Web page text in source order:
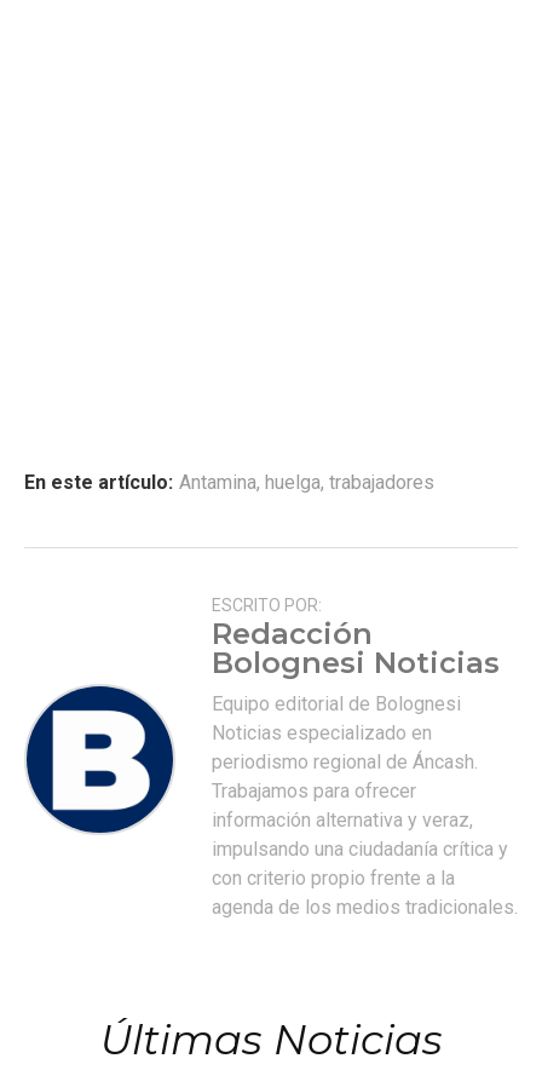
En este artículo: Antamina, huelga, trabajadores
ESCRITO POR:
Redacción
Bolognesi Noticias
Equipo editorial de Bolognesi
Noticias especializado en
periodismo regional de Áncash.
Trabajamos para ofrecer
información alternativa y veraz,
impulsando una ciudadanía crítica y
con criterio propio frente a la
agenda de los medios tradicionales.
Últimas Noticias